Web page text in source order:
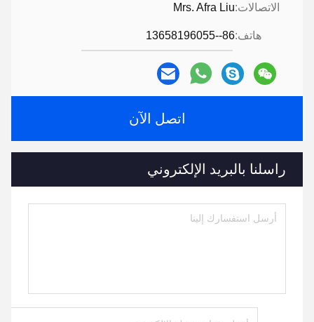
الاتصالات:Mrs. Afra Liu
هاتف:86--13658196055
اتصل الآن
راسلنا بالبريد الإلكتروني